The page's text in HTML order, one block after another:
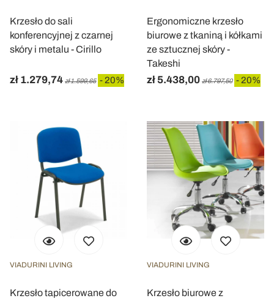
Krzesło do sali
konferencyjnej z czarnej
skóry i metalu - Cirillo
zł 1.279,74 zł 1.599,65 - 20%
Ergonomiczne krzesło
biurowe z tkaniną i kółkami
ze sztucznej skóry -
Takeshi
zł 5.438,00 zł 6.797,50 - 20%
VIADURINI LIVING
Krzesło tapicerowane do
VIADURINI LIVING
Krzesło biurowe z